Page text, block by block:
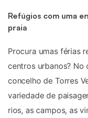
Refúgios com uma
praia
Procura umas férias
centros urbanos? No
concelho de Torres
variedade de
rios, as campos, as